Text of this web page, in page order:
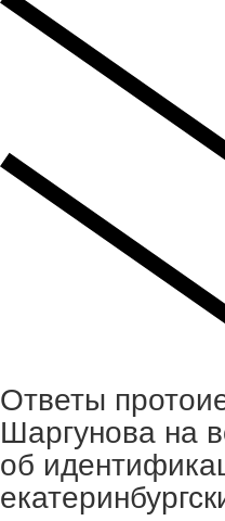
Ответы
Шаргунова на
об